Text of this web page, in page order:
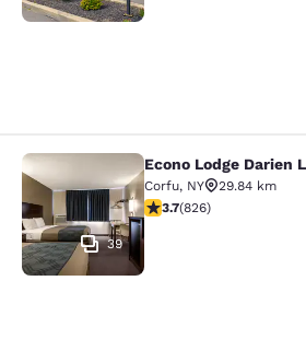
Econo Lodge Darien
39
Econo Lodge Darien
Corfu, NY
29.84 km
Calificación de 3.69
3.7(826)